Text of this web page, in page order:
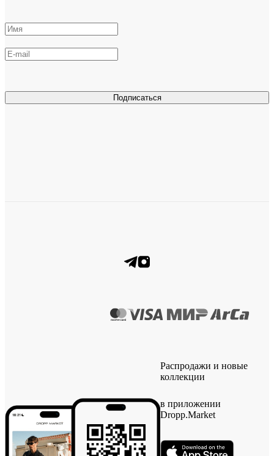
Подписаться
Распродажи и новые
коллекции
в приложении
Dropp.Market